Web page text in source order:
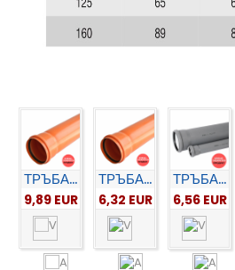
ТРЪБА...
9,89 EUR
ТРЪБА...
6,32 EUR
ТРЪБА...
6,56 EUR